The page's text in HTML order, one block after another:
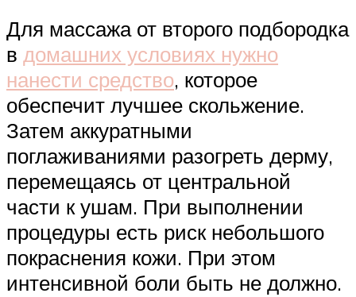
Для массажа от второго подбородка
в домашних условиях нужно
нанести средство, которое
обеспечит лучшее скольжение.
Затем аккуратными
поглаживаниями разогреть дерму,
перемещаясь от центральной
части к ушам. При выполнении
процедуры есть риск небольшого
покраснения кожи. При этом
интенсивной боли быть не должно.